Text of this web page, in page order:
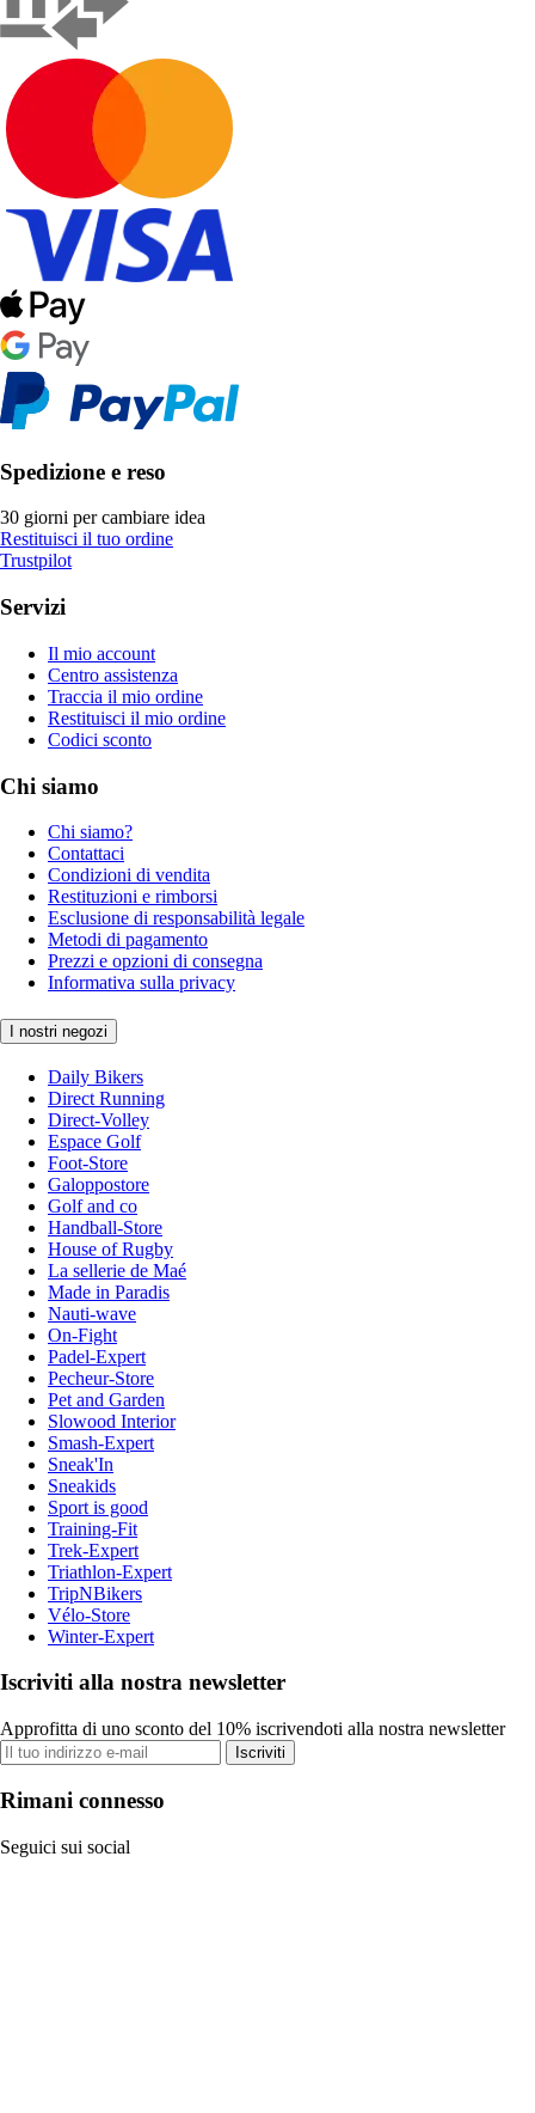
Spedizione e reso
30 giorni per cambiare idea
Restituisci il tuo ordine
Trustpilot
Servizi
Il mio account
Centro assistenza
Traccia il mio ordine
Restituisci il mio ordine
Codici sconto
Chi siamo
Chi siamo?
Contattaci
Condizioni di vendita
Restituzioni e rimborsi
Esclusione di responsabilità legale
Metodi di pagamento
Prezzi e opzioni di consegna
Informativa sulla privacy
I nostri negozi
Daily Bikers
Direct Running
Direct-Volley
Espace Golf
Foot-Store
Galoppostore
Golf and co
Handball-Store
House of Rugby
La sellerie de Maé
Made in Paradis
Nauti-wave
On-Fight
Padel-Expert
Pecheur-Store
Pet and Garden
Slowood Interior
Smash-Expert
Sneak'In
Sneakids
Sport is good
Training-Fit
Trek-Expert
Triathlon-Expert
TripNBikers
Vélo-Store
Winter-Expert
Iscriviti alla nostra newsletter
Approfitta di uno sconto del 10% iscrivendoti alla nostra newsletter
Iscriviti
Rimani connesso
Seguici sui social